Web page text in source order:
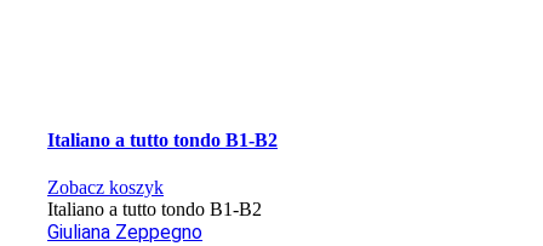
Italiano a tutto tondo B1-B2
Zobacz koszyk
Italiano a tutto tondo B1-B2
Giuliana Zeppegno